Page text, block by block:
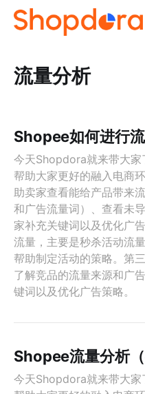
流量分析
Shopee如何进行
今天Shopdora就来带大家
帮助大家更好的融入电商
助卖家查看能给产品带来
和广告流量词）、查看未
家补充关键词以及优化广
流量，主要是秒杀活动流
帮助制定活动的策略。第
了解竞品的流量来源和广
键词以及优化广告策略。
Shopee流量分析（
今天Shopdora就来带大家